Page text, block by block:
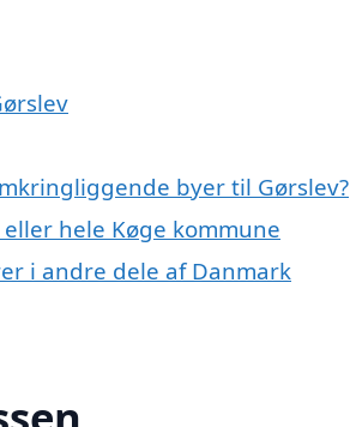
byer til Gørslev?
hele Køge kommune
i andre dele af Danmark